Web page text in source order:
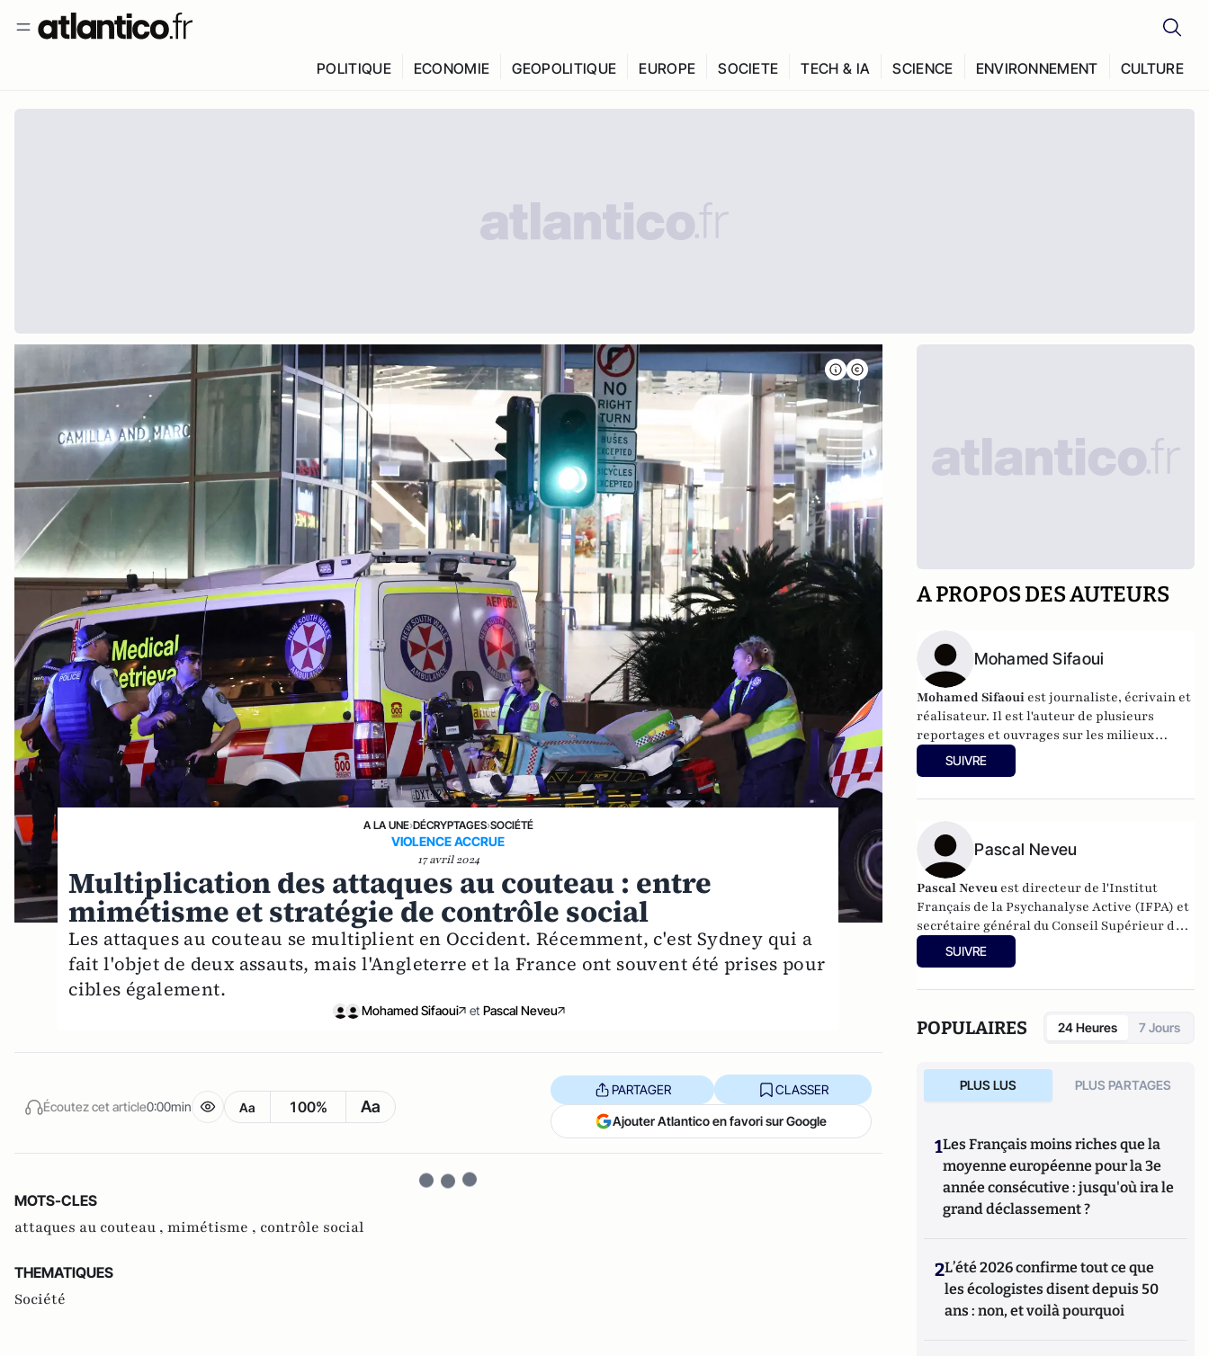
POLITIQUE ECONOMIE GEOPOLITIQUE EUROPE SOCIETE TECH & IA SCIENCE ENVIRONNEMENT CULTURE
A LA UNE›DÉCRYPTAGES›SOCIÉTÉ
VIOLENCE ACCRUE
17 avril 2024
Multiplication des attaques au couteau : entre
mimétisme et stratégie de contrôle social
Les attaques au couteau se multiplient en Occident. Récemment, c'est Sydney qui a
fait l'objet de deux assauts, mais l'Angleterre et la France ont souvent été prises pour
cibles également.
Mohamed Sifaoui et Pascal Neveu
Écoutez cet article0:00min Aa 100% Aa
PARTAGER CLASSER
Ajouter Atlantico en favori sur Google
MOTS-CLES
attaques au couteau , mimétisme , contrôle social
THEMATIQUES
Société
A PROPOS DES AUTEURS
Mohamed Sifaoui
Mohamed Sifaoui est journaliste, écrivain et
réalisateur. Il est l'auteur de plusieurs
reportages et ouvrages sur les milieux
islamistes radicaux.
SUIVRE
Pascal Neveu
Pascal Neveu est directeur de l'Institut
Français de la Psychanalyse Active (IFPA) et
secrétaire général du Conseil Supérieur de
la Psychanalyse Active
responsable national de la cellule de soutien
France(ODP).
SUIVRE
POPULAIRES 24 Heures 7 Jours
PLUS LUS PLUS PARTAGES
1Les Français moins riches que la
moyenne européenne pour la 3e
année consécutive : jusqu'où ira le
grand déclassement ?
2L’été 2026 confirme tout ce que
les écologistes disent depuis 50
ans : non, et voilà pourquoi